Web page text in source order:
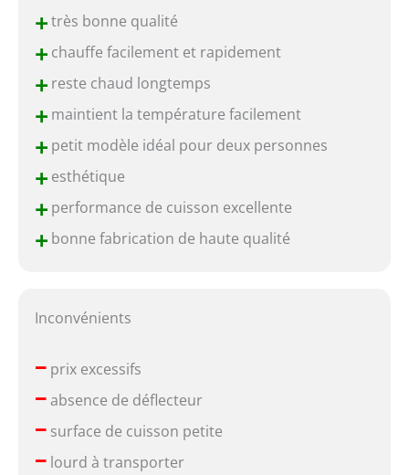
+très bonne qualité
+chauffe facilement et rapidement
+reste chaud longtemps
+maintient la température facilement
+petit modèle idéal pour deux personnes
+esthétique
+performance de cuisson excellente
+bonne fabrication de haute qualité
Inconvénients
–prix excessifs
–absence de déflecteur
–surface de cuisson petite
–lourd à transporter